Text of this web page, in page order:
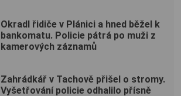
Okradl řidiče v Plánici a hned běžel k
bankomatu. Policie pátrá po muži z
kamerových záznamů
Zahrádkář v Tachově přišel o stromy.
Vyšetřování policie odhalilo přísně